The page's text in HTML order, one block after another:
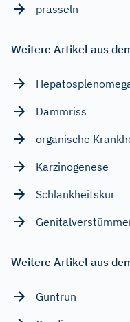
prasseln
Weitere Artikel aus
Dammriss
organische
Karzinogenese
Schlankheitskur
Weitere Artikel aus
Guntrun